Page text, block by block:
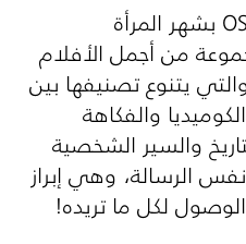
انضمي إلى احتفالات OSN بشهر المرأة
من أجمل الأفلام
يتنوع تصنيفها بين
والفكاهة
والسير الشخصية
الرسالة، وهي إبراز
لكل ما تريده!